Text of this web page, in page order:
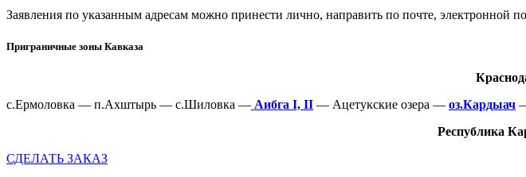
Заявления по указанным адресам можно принести лично, направить по почте, электронной
Приграничные зоны Кавказа
с.Ермоловка — п.Ахштырь — с.Шиловка — Аибга I, II — Ацетукские озера — оз.Кардыач
Республика
СДЕЛАТЬ ЗАКАЗ